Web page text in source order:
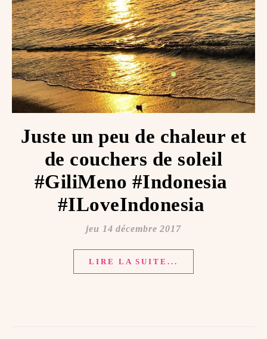
Juste un peu de chaleur et
de couchers de soleil
#GiliMeno #Indonesia ️
#ILoveIndonesia ️
jeu 14 décembre 2017
LIRE LA SUITE...